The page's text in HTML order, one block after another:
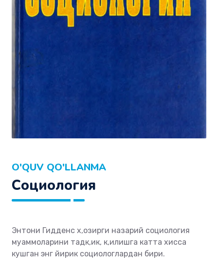
O'QUV QO'LLANMA
Социология
Энтони Гидденс х,озирги назарий социология
муаммоларини тадк,ик, к,илишга катта хисса
кушган энг йирик социологлардан бири.